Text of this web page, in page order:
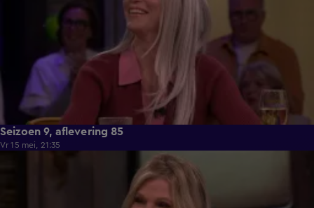
Seizoen 9, aflevering 85
Vr 15 mei, 21:35